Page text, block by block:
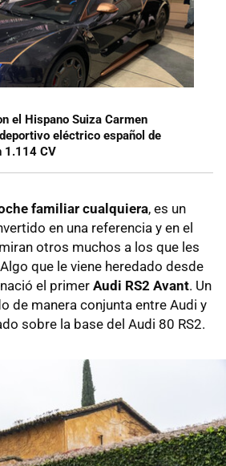
el Hispano Suiza Carmen
eléctrico español de
1.114 CV
familiar cualquiera, es un
en una referencia y en el
otros muchos a los que les
que le viene heredado desde
el primer Audi RS2 Avant. Un
de manera conjunta entre Audi y
sobre la base del Audi 80 RS2.